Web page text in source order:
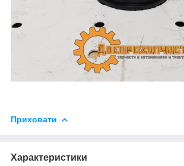
Приховати
Характеристики